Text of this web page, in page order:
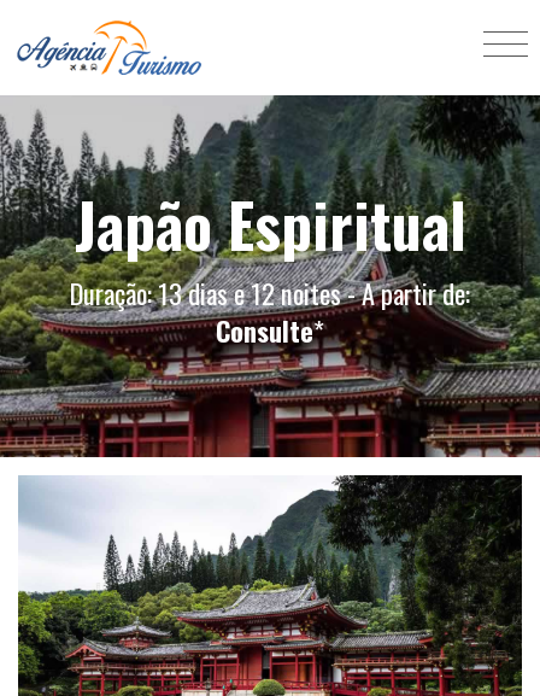
Japão Espiritual
Duração: 13 dias e 12 noites - A partir de:
Consulte*